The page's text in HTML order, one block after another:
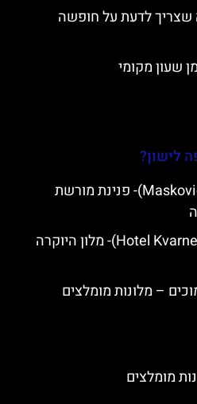
שצריך לדעת על חופשה
שעון מקומי
לישון?
מסקוביצה האן (Maskovica Han)- פנינת מורשת
מלון קוורנר באופטייה (Hotel Kvarner)- מלון היוקרה